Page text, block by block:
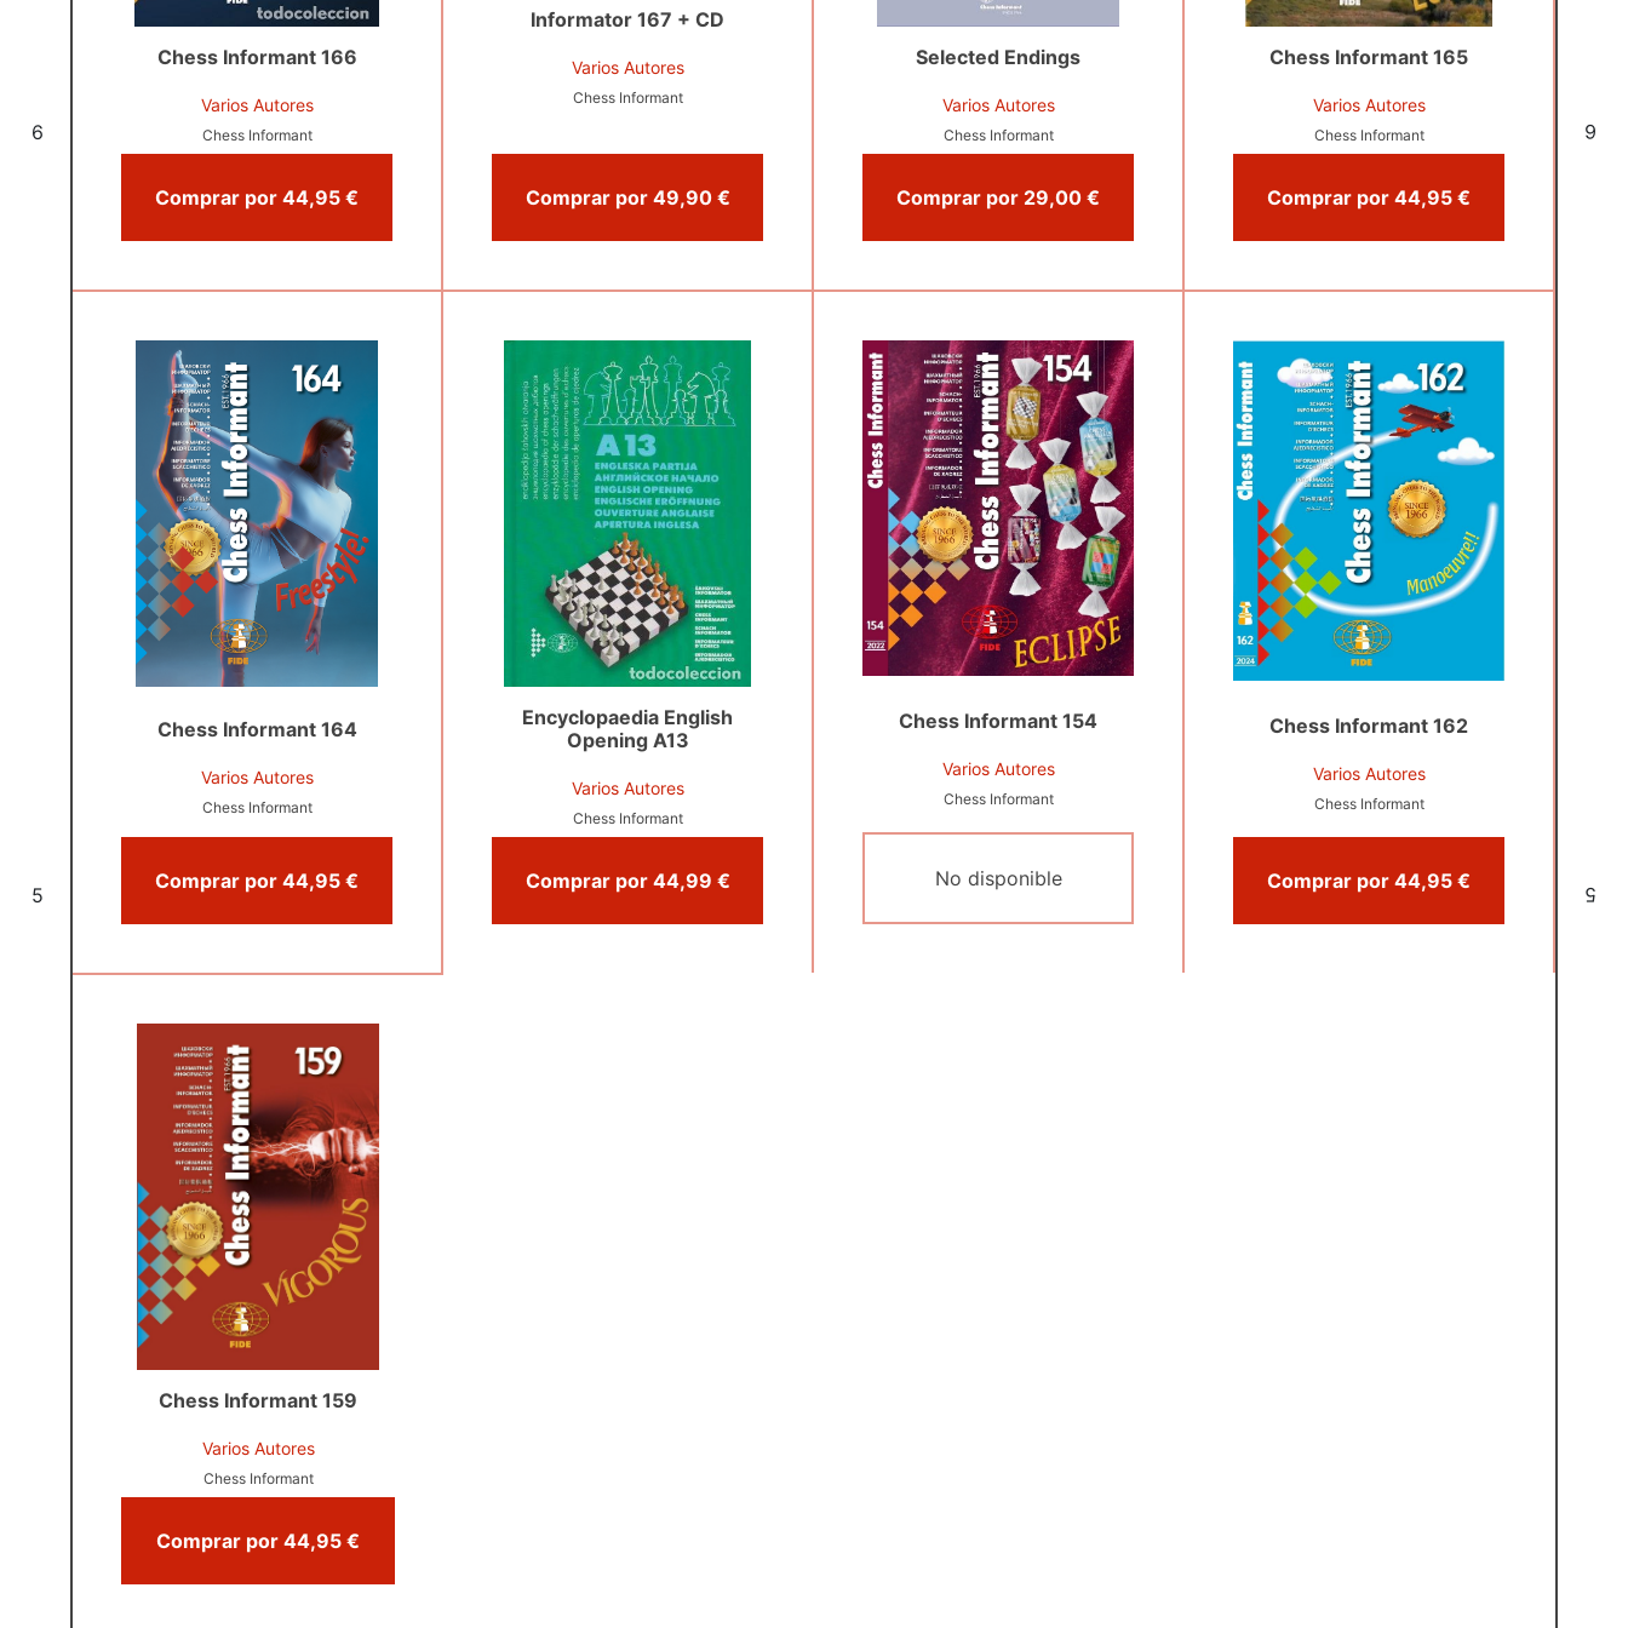
6
5
6
5
Chess Informant 166
Varios Autores
Chess Informant
Comprar por 44,95 €
Informator 167 + CD
Varios Autores
Chess Informant
Comprar por 49,90 €
Selected Endings
Varios Autores
Chess Informant
Comprar por 29,00 €
Chess Informant 165
Varios Autores
Chess Informant
Comprar por 44,95 €
Chess Informant 164
Varios Autores
Chess Informant
Comprar por 44,95 €
Encyclopaedia English
Opening A13
Varios Autores
Chess Informant
Comprar por 44,99 €
Chess Informant 154
Varios Autores
Chess Informant
No disponible
Chess Informant 162
Varios Autores
Chess Informant
Comprar por 44,95 €
Chess Informant 159
Varios Autores
Chess Informant
Comprar por 44,95 €